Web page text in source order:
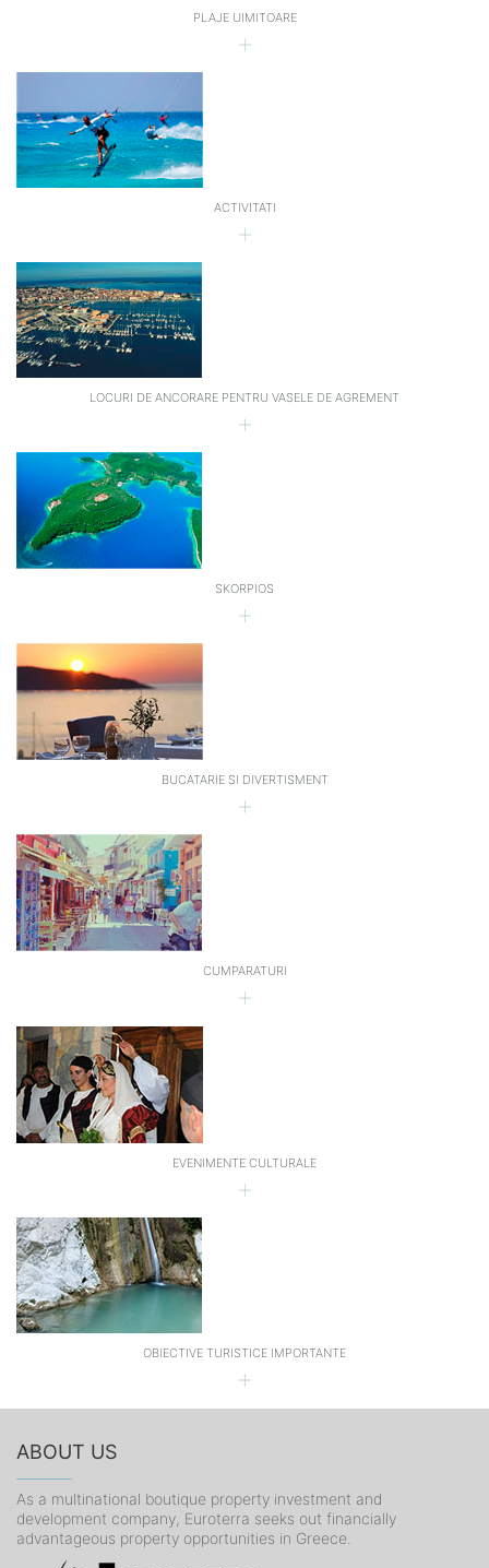
PLAJE UIMITOARE
ACTIVITATI
LOCURI DE ANCORARE PENTRU VASELE DE AGREMENT
SKORPIOS
BUCATARIE SI DIVERTISMENT
CUMPARATURI
EVENIMENTE CULTURALE
OBIECTIVE TURISTICE IMPORTANTE
ABOUT US
As a multinational boutique property investment and
development company, Euroterra seeks out financially
advantageous property opportunities in Greece.